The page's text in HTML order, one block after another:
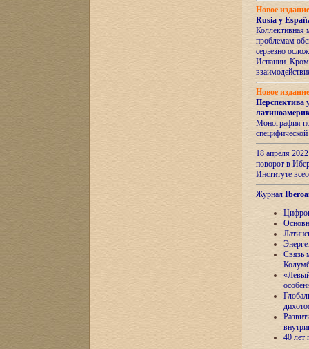
Новое
Rusia y
Коллективная
проблемам
серьезно
Испании.
Новое
Перспектива
Монография
18 апреля
поворот в
Институте
Журнал
Связь
40 лет